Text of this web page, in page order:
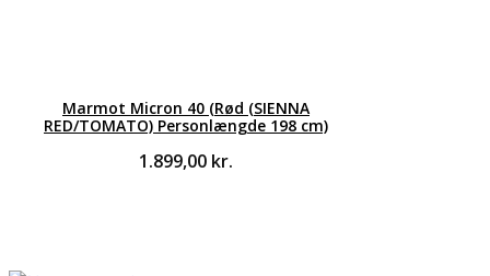
Marmot Micron 40 (Rød (SIENNA
RED/TOMATO) Personlængde 198 cm)
1.899,00 kr.